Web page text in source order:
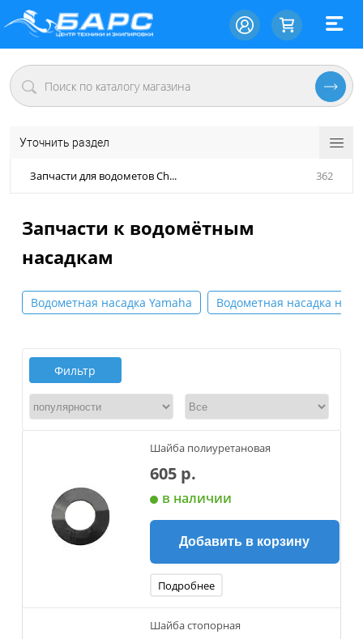
Уточнить раздел
Запчасти для водометов Ch... 362
Запчасти к водомётным
насадкам
Водометная насадка Yamaha Водометная насадка на
Фильтр
Шайба полиуретановая
605 р.
в наличии
Добавить в корзину
Подробнее
Шайба стопорная